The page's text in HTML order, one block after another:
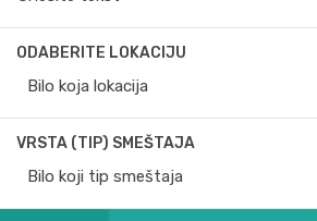
ODABERITE LOKACIJU
Bilo koja lokacija
VRSTA (TIP) SMEŠTAJA
Bilo koji tip smeštaja